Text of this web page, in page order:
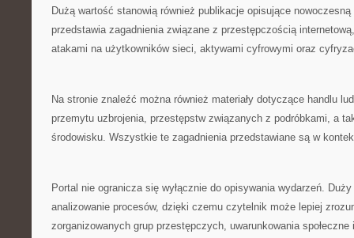
Dużą wartość stanowią również publikacje opisujące
przedstawia zagadnienia związane z przestępczością
atakami na użytkowników sieci, aktywami cyfrowymi oraz
Na stronie znaleźć można również materiały dotyczące handlu
przemytu uzbrojenia, przestępstw związanych z podróbkami, a
środowisku. Wszystkie te zagadnienia przedstawiane są w
Portal nie ogranicza się wyłącznie do opisywania wydarzeń.
analizowanie procesów, dzięki czemu czytelnik może lepiej
zorganizowanych grup przestępczych, uwarunkowania